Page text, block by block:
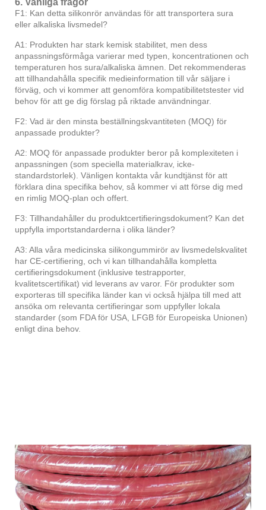
F1: Kan detta silikonrör användas för att transportera sura
eller alkaliska livsmedel?
A1: Produkten har stark kemisk stabilitet, men dess
anpassningsförmåga varierar med typen, koncentrationen och
temperaturen hos sura/alkaliska ämnen. Det rekommenderas
att tillhandahålla specifik medieinformation till vår säljare i
förväg, och vi kommer att genomföra kompatibilitetstester vid
behov för att ge dig förslag på riktade användningar.
F2: Vad är den minsta beställningskvantiteten (MOQ) för
anpassade produkter?
A2: MOQ för anpassade produkter beror på komplexiteten i
anpassningen (som speciella materialkrav, icke-
standardstorlek). Vänligen kontakta vår kundtjänst för att
förklara dina specifika behov, så kommer vi att förse dig med
en rimlig MOQ-plan och offert.
F3: Tillhandahåller du produktcertifieringsdokument? Kan det
uppfylla importstandarderna i olika länder?
A3: Alla våra medicinska silikongummirör av livsmedelskvalitet
har CE-certifiering, och vi kan tillhandahålla kompletta
certifieringsdokument (inklusive testrapporter,
kvalitetscertifikat) vid leverans av varor. För produkter som
exporteras till specifika länder kan vi också hjälpa till med att
ansöka om relevanta certifieringar som uppfyller lokala
standarder (som FDA för USA, LFGB för Europeiska Unionen)
enligt dina behov.